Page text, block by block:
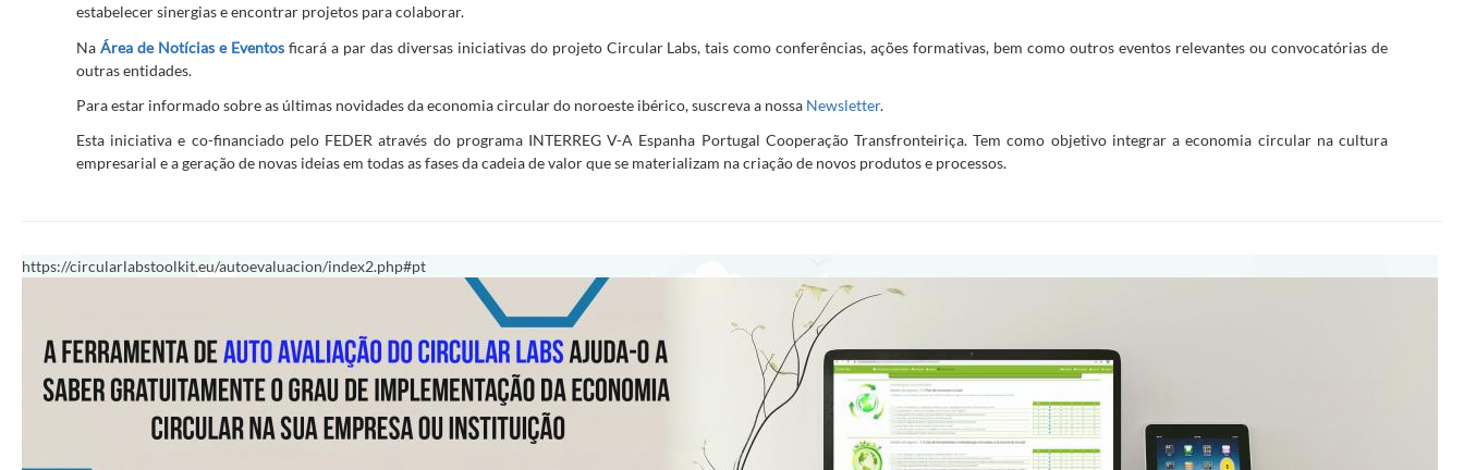
estabelecer sinergias e encontrar projetos para colaborar.
Na Área de Notícias e Eventosficará a par das diversas iniciativas do projeto Circular Labs, tais como conferências, ações formativas, bem como outros eventos relevantes ou convocatórias de
outras entidades.
Para estar informado sobre as últimas novidades da economia circular do noroeste ibérico, suscreva a nossa Newsletter.
Esta iniciativa e co-financiado pelo FEDER através do programa INTERREG V-A Espanha Portugal Cooperação Transfronteiriça. Tem como objetivo integrar a economia circular na cultura
empresarial e a geração de novas ideias em todas as fases da cadeia de valor que se materializam na criação de novos produtos e processos.
https://circularlabstoolkit.eu/autoevaluacion/index2.php#pt